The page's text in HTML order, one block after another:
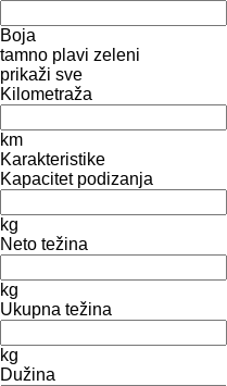
Boja
tamno plavi zeleni
prikaži sve
Kilometraža
km
Karakteristike
Kapacitet podizanja
kg
Neto težina
kg
Ukupna težina
kg
Dužina